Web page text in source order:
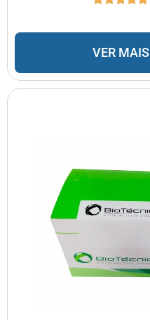
VER MAIS